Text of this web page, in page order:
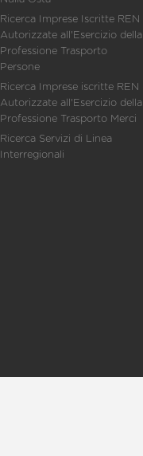
Ricerca Imprese Iscritte REN
Autorizzate all'Esercizio della
Professione Trasporto
Persone
Ricerca Imprese iscritte REN
Autorizzate all'Esercizio della
Professione Trasporto Merci
Ricerca Servizi di Linea
Interregionali